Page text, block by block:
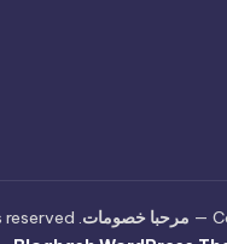
مرحبا خصومات. All rights reserved.